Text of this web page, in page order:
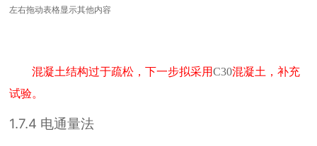
左右拖动表格显示其他内容
混凝土结构过于疏松，下一步拟采用C30混凝土，补充
试验。
1.7.4 电通量法